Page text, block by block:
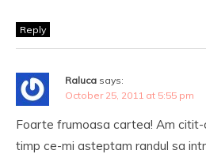
Reply
Raluca says:
October 25, 2011 at 5:55 pm
Foarte frumoasa cartea! Am citit-
timp ce-mi asteptam randul sa